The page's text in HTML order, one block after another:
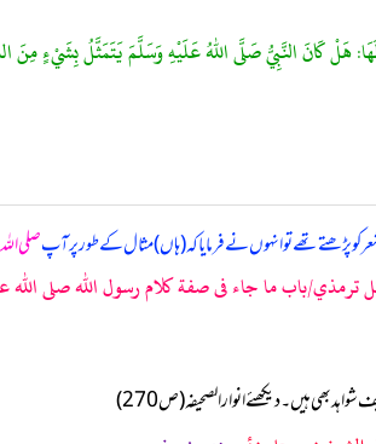
كَانَ النَّبِيُّ صَلَّى اللهُ عَلَيْهِ وَسَلَّمَ يَتَمَثَّلُ بِشَيْءٍ مِنَ
کو پڑھتے تھے تو انہوں نے فرمایا کہ (ہاں) مثال کے طور پر آپصلی
ترمذي/باب ما جاء فى صفة كلام رسول الله صلى الله
ہیں۔ دیکھئے انوار الصحیفہ (ص270)